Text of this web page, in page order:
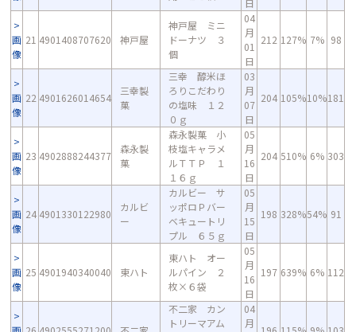
日
画
像
21 4901408707620 神戸屋
神戸屋 ミニ
ドーナツ ３
個
04
月
01
日
212 127% 7% 98
画
像
22 4901626014654
三幸製
菓
三幸 醇米ほ
ろりこだわり
の塩味 １２
０ｇ
03
月
07
日
204 105%10%181
画
像
23 4902888244377
森永製
菓
森永製菓 小
枝塩キャラメ
ルＴＴＰ １
１６ｇ
05
月
16
日
204 510% 6% 303
画
像
24 4901330122980
カルビ
ー
カルビー サ
ッポロＰバー
ベキュートリ
プル ６５ｇ
05
月
15
日
198 328%54% 91
画
像
25 4901940340040 東ハト
東ハト オー
ルパイン ２
枚×６袋
05
月
16
日
197 639% 6% 112
不二家 カン
トリーマアム
04
月